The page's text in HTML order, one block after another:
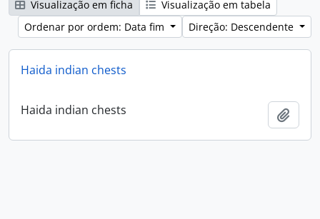
Visualização em ficha
Visualização em tabela
Ordenar por ordem: Data fim
Direção: Descendente
Haida indian chests
Haida indian chests